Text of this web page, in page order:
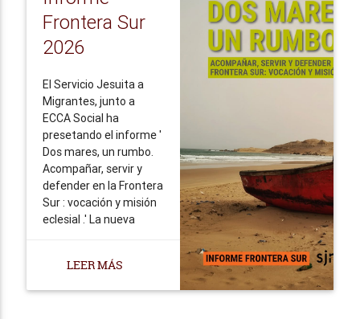
Frontera Sur
2026
El Servicio Jesuita a
Migrantes, junto a
ECCA Social ha
presetando el informe '
Dos mares, un rumbo.
Acompañar, servir y
defender en la Frontera
Sur : vocación y misión
eclesial .' La nueva
Sur' analiza las
dinámicas migratorias
LEER MÁS